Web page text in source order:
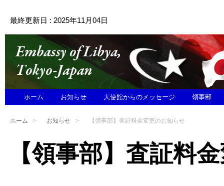
最終更新日 : 2025年11月04日
ホーム お知らせ 大使館からのメッセージ 領事部
ホーム お知らせ 【領事部】査証料金変更のお知らせ
【領事部】査証料